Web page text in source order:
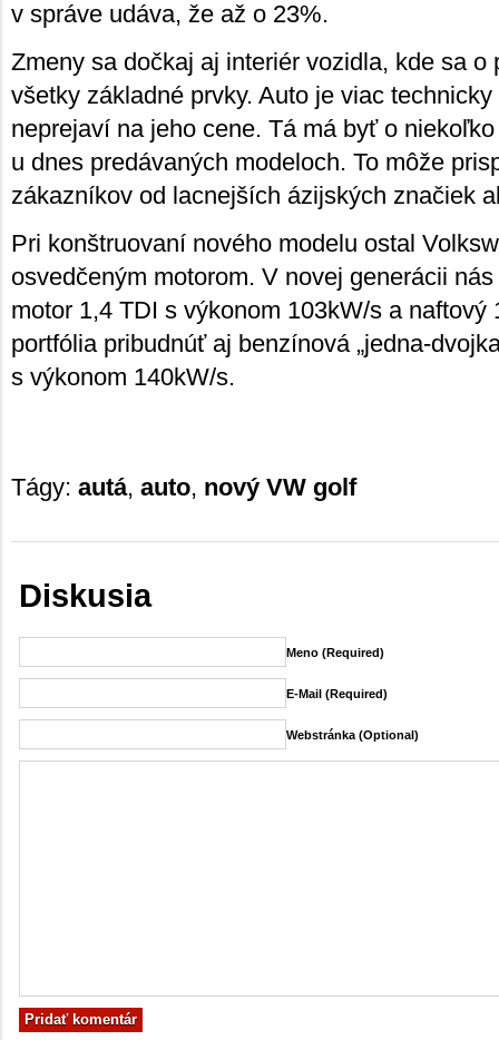
v správe udáva, že až o 23%.
Zmeny sa dočkaj aj interiér vozidla, kde sa o
všetky základné prvky. Auto je viac
neprejaví na jeho cene. Tá má byť o
u dnes predávaných modeloch. To môže
zákazníkov od lacnejších ázijských značiek
Pri konštruovaní nového modelu ostal
osvedčeným motorom. V novej generácii
motor 1,4 TDI s výkonom 103kW/s a naftový
portfólia pribudnúť aj benzínová „jedna-
s výkonom 140kW/s.
Tágy: autá, auto, nový VW golf
Diskusia
Meno (required)
E-Mail (required)
Webstránka (Optional)